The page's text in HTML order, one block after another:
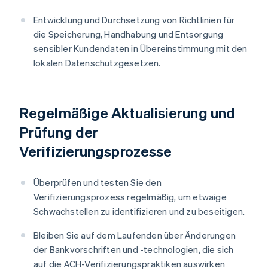
Entwicklung und Durchsetzung von Richtlinien für
die Speicherung, Handhabung und Entsorgung
sensibler Kundendaten in Übereinstimmung mit den
lokalen Datenschutzgesetzen.
Regelmäßige Aktualisierung und
Prüfung der
Verifizierungsprozesse
Überprüfen und testen Sie den
Verifizierungsprozess regelmäßig, um etwaige
Schwachstellen zu identifizieren und zu beseitigen.
Bleiben Sie auf dem Laufenden über Änderungen
der Bankvorschriften und -technologien, die sich
auf die ACH-Verifizierungspraktiken auswirken